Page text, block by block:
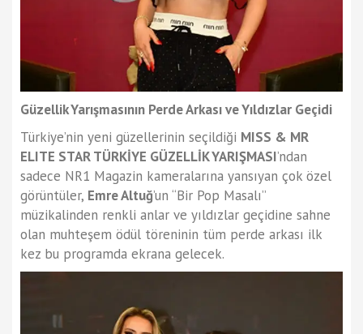
Güzellik Yarışmasının Perde Arkası ve Yıldızlar Geçidi
Türkiye’nin yeni güzellerinin seçildiği MISS & MR
ELITE STAR TÜRKİYE GÜZELLİK YARIŞMASI’ndan
sadece NR1 Magazin kameralarına yansıyan çok özel
görüntüler, Emre Altuğ’un “Bir Pop Masalı”
müzikalinden renkli anlar ve yıldızlar geçidine sahne
olan muhteşem ödül töreninin tüm perde arkası ilk
kez bu programda ekrana gelecek.